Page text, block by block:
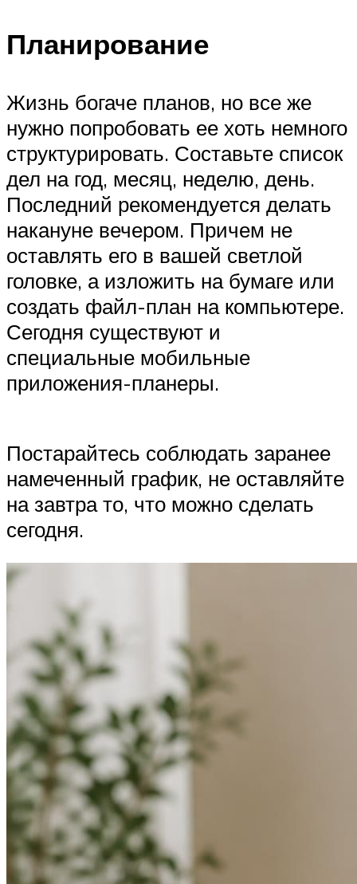
Планирование
Жизнь богаче планов, но все же
нужно попробовать ее хоть немного
структурировать. Составьте список
дел на год, месяц, неделю, день.
Последний рекомендуется делать
накануне вечером. Причем не
оставлять его в вашей светлой
головке, а изложить на бумаге или
создать файл-план на компьютере.
Сегодня существуют и
специальные мобильные
приложения-планеры.
Постарайтесь соблюдать заранее
намеченный график, не оставляйте
на завтра то, что можно сделать
сегодня.